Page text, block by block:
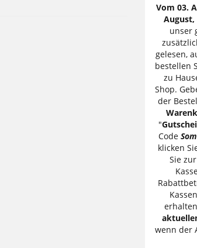
Vom 03.
August,
unser
gelesen,
bestellen
zu
Shop.
der
"
Code
klicken
Sie
erhalten
wenn der